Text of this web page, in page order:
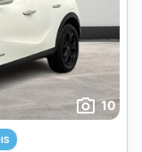
10